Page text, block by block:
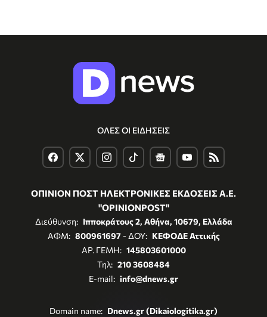
ΟΛΕΣ ΟΙ ΕΙΔΗΣΕΙΣ
ΟΠΙΝΙΟΝ ΠΟΣΤ ΗΛΕΚΤΡΟΝΙΚΕΣ ΕΚΔΟΣΕΙΣ Α.Ε.
"OPINIONPOST"
Διεύθυνση: Ιπποκράτους 2, Αθήνα, 10679, Ελλάδα
ΑΦΜ: 800961697- ΔΟΥ: ΚΕΦΟΔΕ Αττικής
ΑΡ. ΓΕΜΗ: 145803601000
Τηλ: 210 3608484
E-mail: info@dnews.gr
Domain name: Dnews.gr (Dikaiologitika.gr)